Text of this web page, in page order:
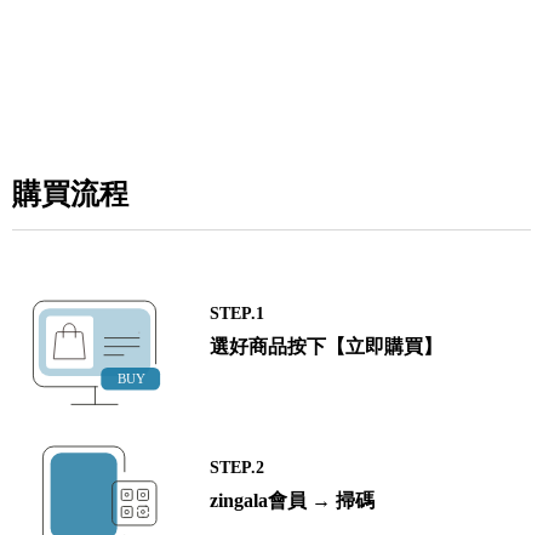
購買流程
STEP.1
選好商品按下【立即購買】
STEP.2
zingala會員 → 掃碼